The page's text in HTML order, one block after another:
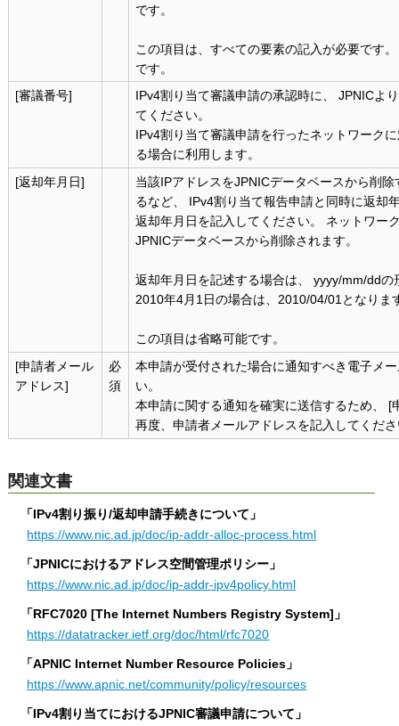
です。
この項目は、すべての要素の記入が必要です
です。
[審議番号]
IPv4割り当て審議申請の承認時に、 JPNICよ
てください。
IPv4割り当て審議申請を行ったネットワーク
る場合に利用します。
[返却年月日]
当該IPアドレスをJPNICデータベースから削
るなど、 IPv4割り当て報告申請と同時に返却
返却年月日を記入してください。 ネットワー
JPNICデータベースから削除されます。
返却年月日を記述する場合は、 yyyy/mm/ddの
2010年4月1日の場合は、2010/04/01となりま
この項目は省略可能です。
[申請者メール
アドレス]
必
須
本申請が受付された場合に通知すべき電子メ
い。
本申請に関する通知を確実に送信するため、 [
再度、申請者メールアドレスを記入してくだ
関連文書
「IPv4割り振り/返却申請手続きについて」
https://www.nic.ad.jp/doc/ip-addr-alloc-process.html
「JPNICにおけるアドレス空間管理ポリシー」
https://www.nic.ad.jp/doc/ip-addr-ipv4policy.html
「RFC7020 [The Internet Numbers Registry System]」
https://datatracker.ietf.org/doc/html/rfc7020
「APNIC Internet Number Resource Policies」
https://www.apnic.net/community/policy/resources
「IPv4割り当てにおけるJPNIC審議申請について」